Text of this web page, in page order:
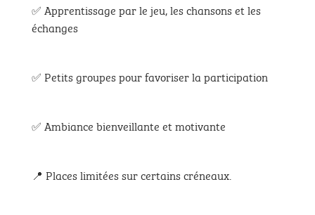
✅ Apprentissage par le jeu, les chansons et les
échanges
✅ Petits groupes pour favoriser la participation
✅ Ambiance bienveillante et motivante
📍 Places limitées sur certains créneaux.